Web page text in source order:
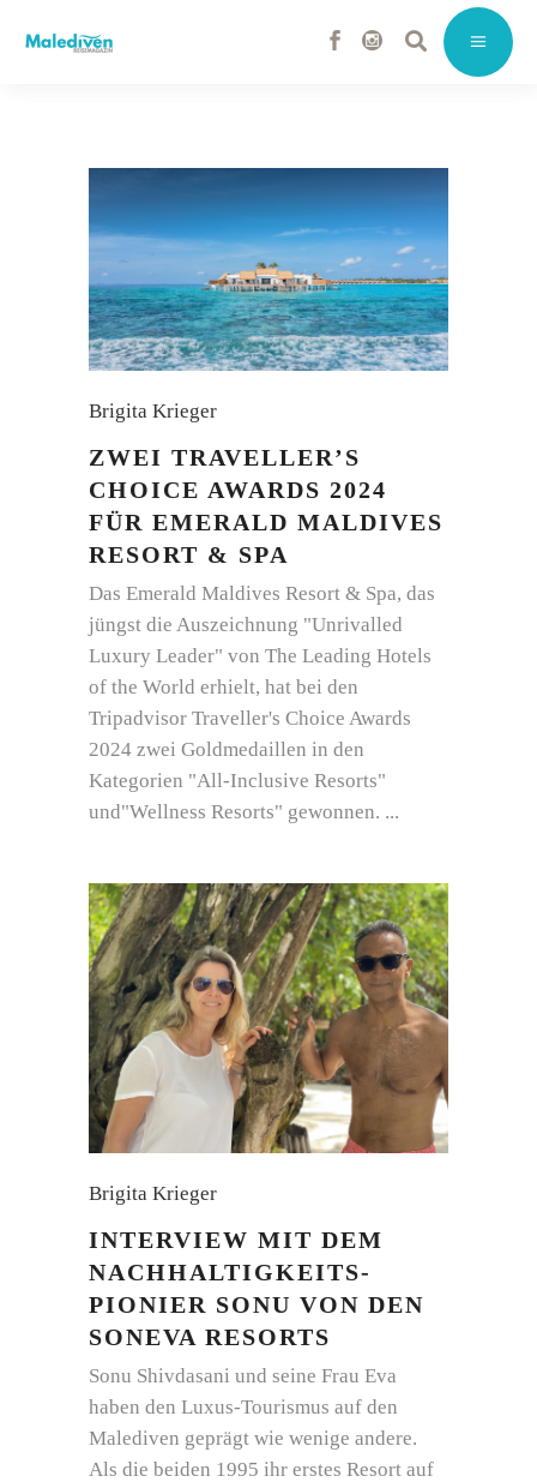
Brigita Krieger
ZWEI TRAVELLER’S
CHOICE AWARDS 2024
FÜR EMERALD MALDIVES
RESORT & SPA
Das Emerald Maldives Resort & Spa, das
jüngst die Auszeichnung "Unrivalled
Luxury Leader" von The Leading Hotels
of the World erhielt, hat bei den
Tripadvisor Traveller's Choice Awards
2024 zwei Goldmedaillen in den
Kategorien "All-Inclusive Resorts"
und"Wellness Resorts" gewonnen.
Brigita Krieger
INTERVIEW MIT DEM
NACHHALTIGKEITS-
PIONIER SONU VON DEN
SONEVA RESORTS
Sonu Shivdasani und seine Frau Eva
haben den Luxus-Tourismus auf den
Malediven geprägt wie wenige andere.
Als die beiden 1995 ihr erstes Resort auf